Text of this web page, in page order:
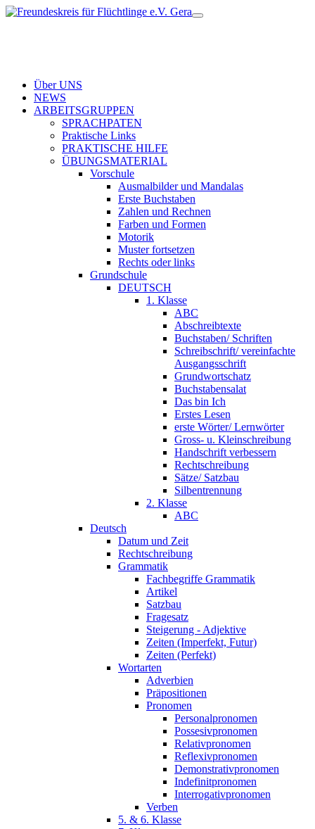
Über UNS
NEWS
ARBEITSGRUPPEN
SPRACHPATEN
Praktische Links
PRAKTISCHE HILFE
ÜBUNGSMATERIAL
Vorschule
Ausmalbilder und Mandalas
Erste Buchstaben
Zahlen und Rechnen
Farben und Formen
Motorik
Muster fortsetzen
Rechts oder links
Grundschule
DEUTSCH
1. Klasse
ABC
Abschreibtexte
Buchstaben/ Schriften
Schreibschrift/ vereinfachte
Ausgangsschrift
Grundwortschatz
Buchstabensalat
Das bin Ich
Erstes Lesen
erste Wörter/ Lernwörter
Gross- u. Kleinschreibung
Handschrift verbessern
Rechtschreibung
Sätze/ Satzbau
Silbentrennung
2. Klasse
ABC
Deutsch
Datum und Zeit
Rechtschreibung
Grammatik
Fachbegriffe Grammatik
Artikel
Satzbau
Fragesatz
Steigerung - Adjektive
Zeiten (Imperfekt, Futur)
Zeiten (Perfekt)
Wortarten
Adverbien
Präpositionen
Pronomen
Personalpronomen
Possesivpronomen
Relativpronomen
Reflexivpronomen
Demonstrativpronomen
Indefinitpronomen
Interrogativpronomen
Verben
5. & 6. Klasse